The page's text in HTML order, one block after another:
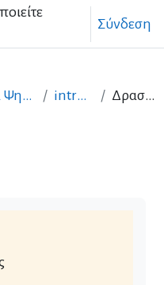
Σύνδεση
Μαθήματα Ψηφιακών Δεξιοτήτων intro-pli-open Δραστηριότητες